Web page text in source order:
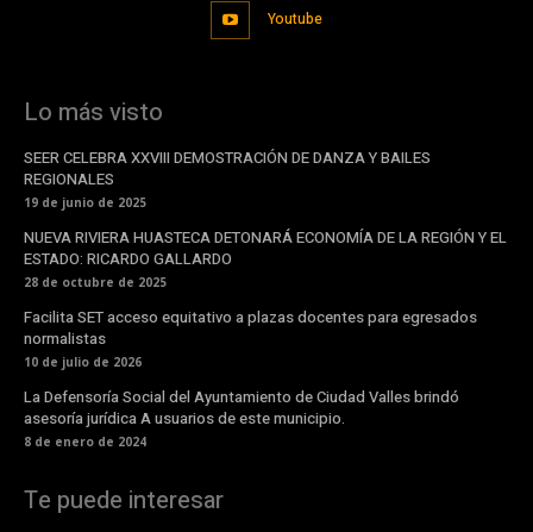
Youtube
Lo más visto
SEER CELEBRA XXVIII DEMOSTRACIÓN DE DANZA Y BAILES
REGIONALES
19 de junio de 2025
NUEVA RIVIERA HUASTECA DETONARÁ ECONOMÍA DE LA REGIÓN Y EL
ESTADO: RICARDO GALLARDO
28 de octubre de 2025
Facilita SET acceso equitativo a plazas docentes para egresados
normalistas
10 de julio de 2026
La Defensoría Social del Ayuntamiento de Ciudad Valles brindó
asesoría jurídica A usuarios de este municipio.
8 de enero de 2024
Te puede interesar